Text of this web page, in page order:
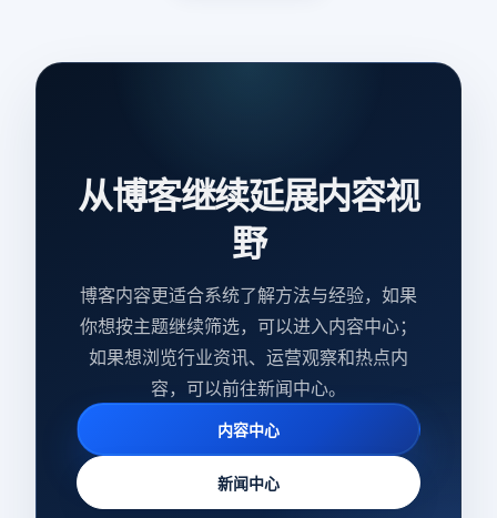
从博客继续延展内容视
野
博客内容更适合系统了解方法与经验，如果
你想按主题继续筛选，可以进入内容中心；
如果想浏览行业资讯、运营观察和热点内
容，可以前往新闻中心。
内容中心
新闻中心